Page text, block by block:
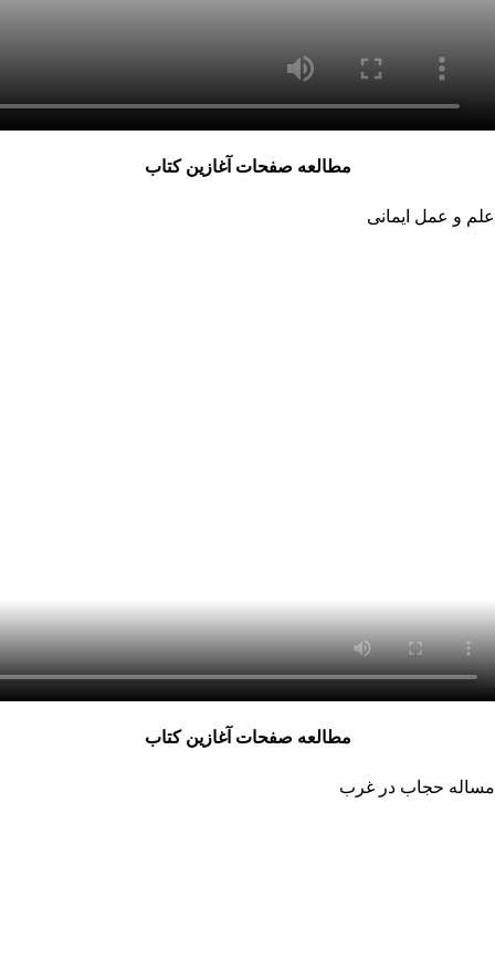
مطالعه صفحات آغازین کتاب
علم و عمل ایمانی
مطالعه صفحات آغازین کتاب
مساله حجاب در غرب